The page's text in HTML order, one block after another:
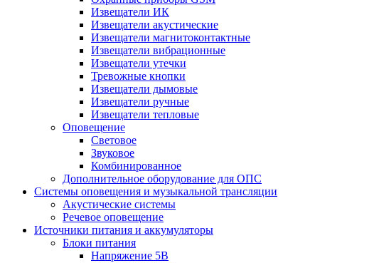
Извещатели ИК
Извещатели акустические
Извещатели магнитоконтактные
Извещатели вибрационные
Извещатели утечки
Тревожные кнопки
Извещатели дымовые
Извещатели ручные
Извещатели тепловые
Оповещение
Световое
Звуковое
Комбинированное
Дополнительное оборудование для ОПС
Системы оповещения и музыкальной трансляции
Акустические системы
Речевое оповещение
Источники питания и аккумуляторы
Блоки питания
Напряжение 5В